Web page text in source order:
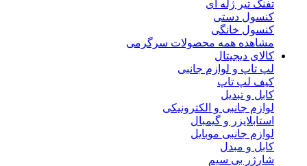
تفنگ تیر ژله ای
کنسول دستی
کنسول خانگی
مشاهده همه محصولات سرگرمی
کالای دیجیتال
لپ تاپ و لوازم جانبی
کیف لپ تاپ
کابل و تبدیل
لوازم جانبی و الکترونیکی
استابلایزر و گیمبال
لوازم جانبی موبایل
کابل و مبدل
شارژر بی سیم